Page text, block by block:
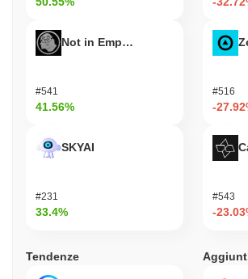
Not in Employment, Education, or
#541
41.56%
SKYAI
#231
33.4%
#516
-
#543
-
Tendenze